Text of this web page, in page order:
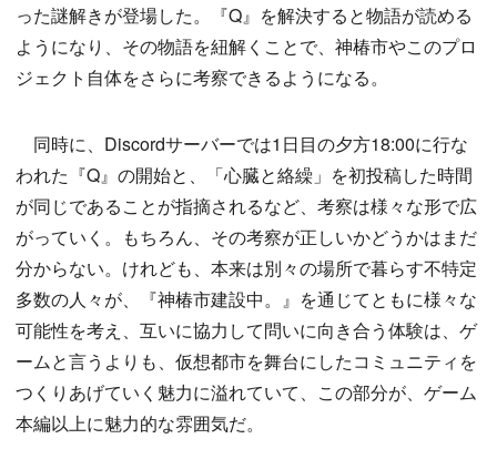
った謎解きが登場した。『Q』を解決すると物語が読める
ようになり、その物語を紐解くことで、神椿市やこのプロ
ジェクト自体をさらに考察できるようになる。
同時に、Discordサーバーでは1日目の夕方18:00に行な
われた『Q』の開始と、「心臓と絡繰」を初投稿した時間
が同じであることが指摘されるなど、考察は様々な形で広
がっていく。もちろん、その考察が正しいかどうかはまだ
分からない。けれども、本来は別々の場所で暮らす不特定
多数の人々が、『神椿市建設中。』を通じてともに様々な
可能性を考え、互いに協力して問いに向き合う体験は、ゲ
ームと言うよりも、仮想都市を舞台にしたコミュニティを
つくりあげていく魅力に溢れていて、この部分が、ゲーム
本編以上に魅力的な雰囲気だ。